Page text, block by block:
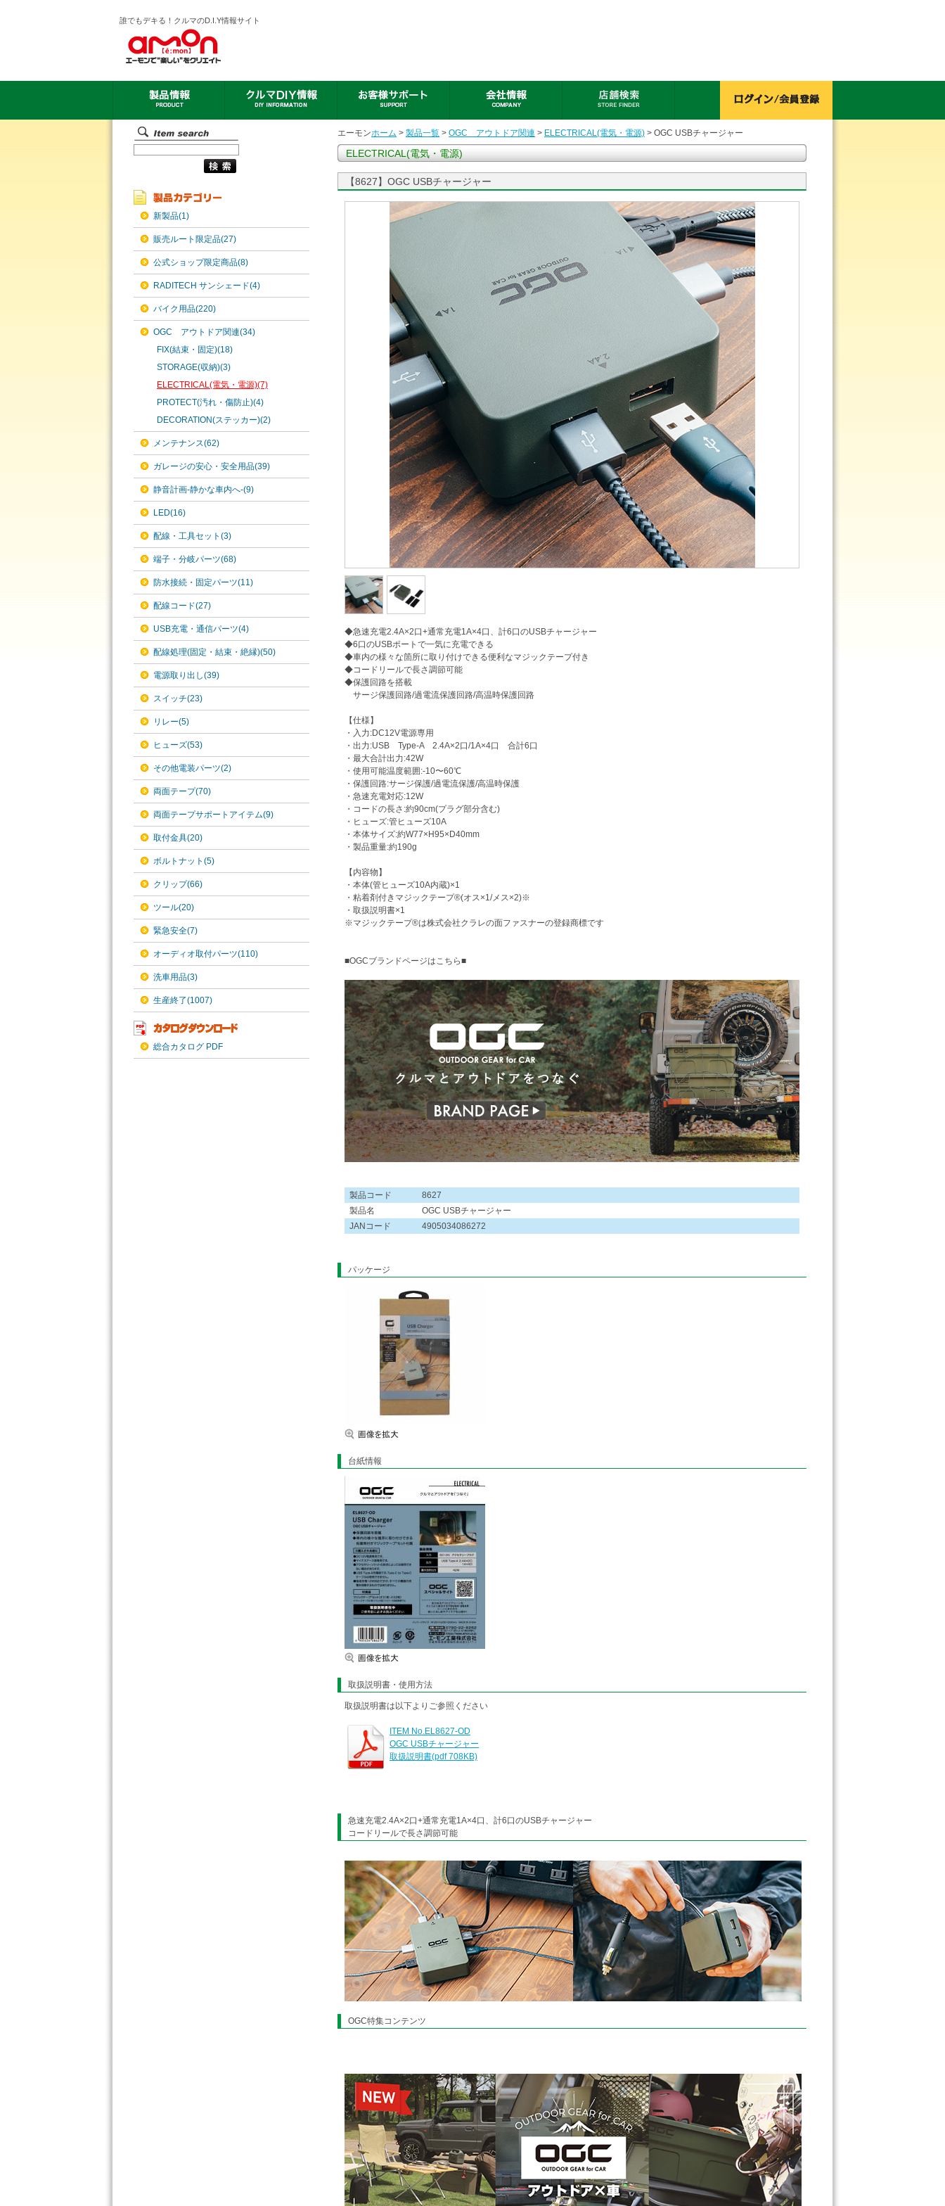
誰でもデキる！クルマのD.I.Y情報サイト
新製品(1)
販売ルート限定品(27)
公式ショップ限定商品(8)
RADITECH サンシェード(4)
バイク用品(220)
OGC アウトドア関連(34)
FIX(結束・固定)(18)
STORAGE(収納)(3)
ELECTRICAL(電気・電源)(7)
PROTECT(汚れ・傷防止)(4)
DECORATION(ステッカー)(2)
メンテナンス(62)
ガレージの安心・安全用品(39)
静音計画-静かな車内へ-(9)
LED(16)
配線・工具セット(3)
端子・分岐パーツ(68)
防水接続・固定パーツ(11)
配線コード(27)
USB充電・通信パーツ(4)
配線処理(固定・結束・絶縁)(50)
電源取り出し(39)
スイッチ(23)
リレー(5)
ヒューズ(53)
その他電装パーツ(2)
両面テープ(70)
両面テープサポートアイテム(9)
取付金具(20)
ボルトナット(5)
クリップ(66)
ツール(20)
緊急安全(7)
オーディオ取付パーツ(110)
洗車用品(3)
生産終了(1007)
総合カタログ PDF
エーモンホーム > 製品一覧 > OGC アウトドア関連 > ELECTRICAL(電気・電源) > OGC USBチャージャー
ELECTRICAL(電気・電源)
【8627】OGC USBチャージャー
◆急速充電2.4A×2口+通常充電1A×4口、計6口のUSBチャージャー
◆6口のUSBポートで一気に充電できる
◆車内の様々な箇所に取り付けできる便利なマジックテープ付き
◆コードリールで長さ調節可能
◆保護回路を搭載
サージ保護回路/過電流保護回路/高温時保護回路
【仕様】
・入力:DC12V電源専用
・出力:USB Type-A 2.4A×2口/1A×4口 合計6口
・最大合計出力:42W
・使用可能温度範囲:-10〜60℃
・保護回路:サージ保護/過電流保護/高温時保護
・急速充電対応:12W
・コードの長さ:約90cm(プラグ部分含む)
・ヒューズ:管ヒューズ10A
・本体サイズ:約W77×H95×D40mm
・製品重量:約190g
【内容物】
・本体(管ヒューズ10A内蔵)×1
・粘着剤付きマジックテープ®(オス×1/メス×2)※
・取扱説明書×1
※マジックテープ®は株式会社クラレの面ファスナーの登録商標です
■OGCブランドページはこちら■
製品コード
8627
製品名
OGC USBチャージャー
JANコード
4905034086272
パッケージ
台紙情報
取扱説明書・使用方法
取扱説明書は以下よりご参照ください
ITEM No.EL8627-OD
OGC USBチャージャー
取扱説明書(pdf 708KB)
急速充電2.4A×2口+通常充電1A×4口、計6口のUSBチャージャー
コードリールで長さ調節可能
OGC特集コンテンツ